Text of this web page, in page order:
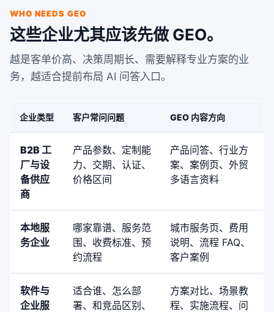
WHO NEEDS GEO
这些企业尤其应该先做 GEO。
越是客单价高、决策周期长、需要解释专业方案的业
务，越适合提前布局 AI 问答入口。
企业类型 客户常问问题 GEO 内容方向
B2B 工
厂与设
备供应
商
产品参数、定制能
力、交期、认证、
价格区间
产品问答、行业方
案、案例页、外贸
多语言资料
本地服
务企业
哪家靠谱、服务范
围、收费标准、预
约流程
城市服务页、费用
说明、流程 FAQ、
客户案例
软件与
企业服
适合谁、怎么部
署、和竞品区别、
方案对比、场景教
程、实施流程、问